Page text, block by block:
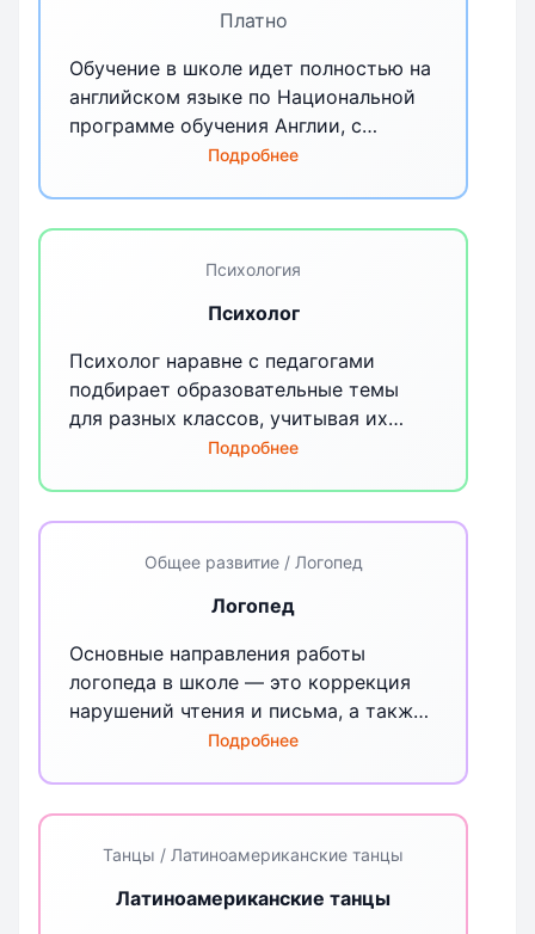
Платно
Обучение в школе идет полностью на
английском языке по Национальной
программе обучения Англии, с
полным погружением. Преподаватели
Подробнее
Психология
Психолог
Психолог наравне с педагогами
подбирает образовательные темы
для разных классов, учитывая их
возрастную специфику, следит за
Подробнее
Общее развитие / Логопед
Логопед
Основные направления работы
логопеда в школе — это коррекция
нарушений чтения и письма, а также
профилактика этих нарушений,
Подробнее
Танцы / Латиноамериканские танцы
Латиноамериканские танцы